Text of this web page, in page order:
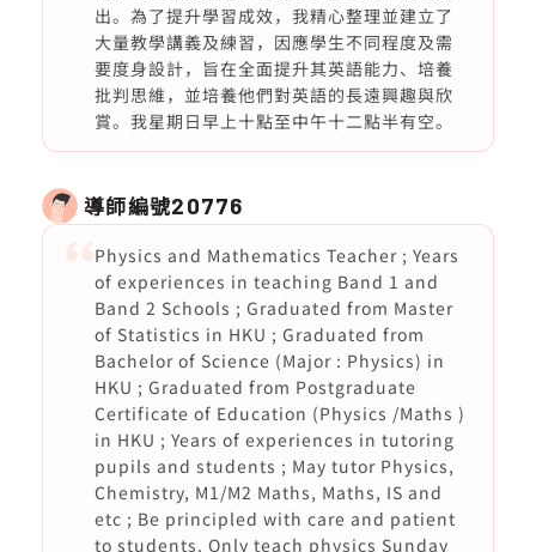
出。為了提升學習成效，我精心整理並建立了
大量教學講義及練習，因應學生不同程度及需
要度身設計，旨在全面提升其英語能力、培養
批判思維，並培養他們對英語的長遠興趣與欣
賞。我星期日早上十點至中午十二點半有空。
導師編號20776
Physics and Mathematics Teacher ; Years
of experiences in teaching Band 1 and
Band 2 Schools ; Graduated from Master
of Statistics in HKU ; Graduated from
Bachelor of Science (Major : Physics) in
HKU ; Graduated from Postgraduate
Certificate of Education (Physics /Maths )
in HKU ; Years of experiences in tutoring
pupils and students ; May tutor Physics,
Chemistry, M1/M2 Maths, Maths, IS and
etc ; Be principled with care and patient
to students. Only teach physics Sunday